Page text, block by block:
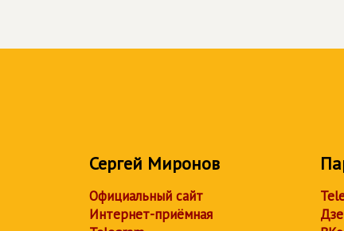
Сергей Миронов
Официальный сайт
Интернет-приёмная